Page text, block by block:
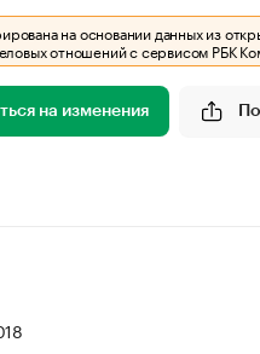
на основании данных из
отношений с сервисом РБК
на изменения